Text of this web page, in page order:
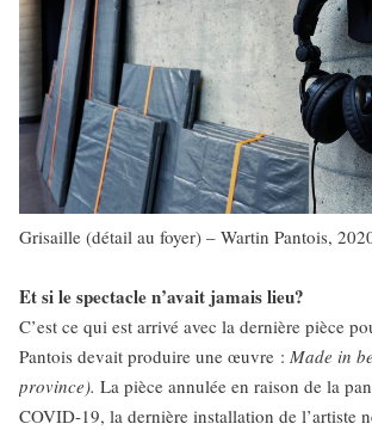
Grisaille (détail au foyer) – Wartin Pantois,
Et si le spectacle n’avait jamais lieu?
C’est ce qui est arrivé avec la dernière pièce
Pantois devait produire une œuvre : Made in
province). La pièce annulée en raison de la
COVID-19, la dernière installation de l’artiste